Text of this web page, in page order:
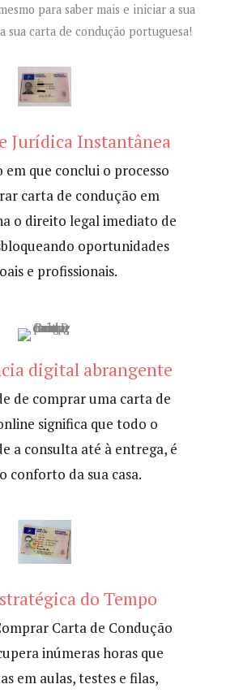
para saber mais e iniciar a sua
sua carta de condução portuguesa!
Jurídica Instantânea
que conclui o processo
carta de condução em
o direito legal imediato de
oportunidades
e profissionais.
digital abrangente
de comprar uma carta de
significa que todo o
a consulta até à entrega, é
conforto da sua casa.
do Tempo
Carta de Condução
inúmeras horas que
em aulas, testes e filas,